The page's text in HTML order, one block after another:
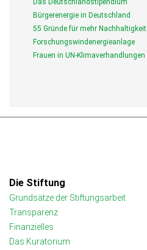
Bürgerenergie in Deutschland
55 Gründe für mehr Nachhaltigkeit
Forschungswindenergieanlage
Frauen in UN-Klimaverhandlungen
Die Stiftung
Grundsätze der Stiftungsarbeit
Transparenz
Finanzielles
Das Kuratorium